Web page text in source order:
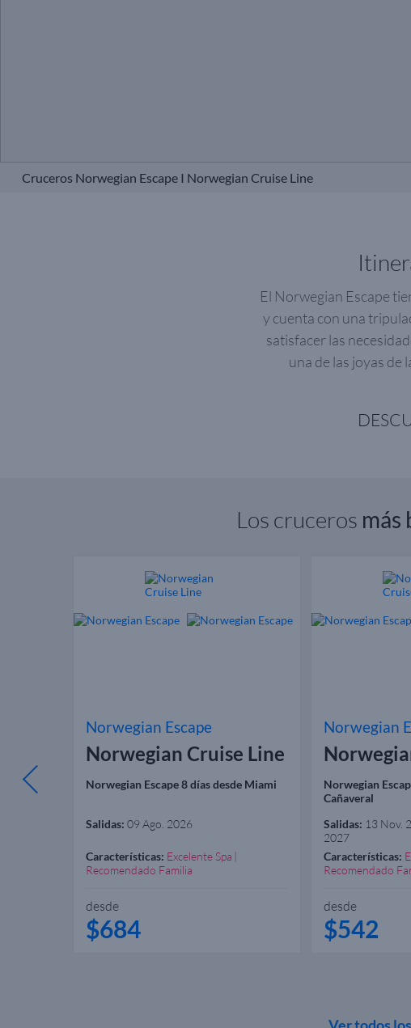
Cruceros Norwegian Escape I Norwegian Cruise Line
El Norwegian Escape
y cuenta con una
satisfacer las
una de las joyas
Los cruceros más
Puerto
Norwegian Escape
Norwegian Cruise Line
Norwegian Escape 8 días desde Miami
Salidas: 09 Ago. 2026
Características: Excelente Spa
Recomendado Familia
desde
$684
Norwegian
Norwegian
Cañaveral
Salidas: 13 Nov.
2027
Características:
Recomendado
desde
$542
Ver todos